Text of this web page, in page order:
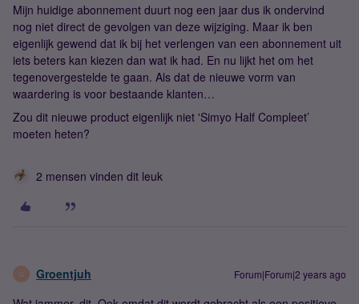
Mijn huidige abonnement duurt nog een jaar dus ik ondervind
nog niet direct de gevolgen van deze wijziging. Maar ik ben
eigenlijk gewend dat ik bij het verlengen van een abonnement uit
iets beters kan kiezen dan wat ik had. En nu lijkt het om het
tegenovergestelde te gaan. Als dat de nieuwe vorm van
waardering is voor bestaande klanten…
Zou dit nieuwe product eigenlijk niet 'Simyo Half Compleet’
moeten heten?
2 mensen vinden dit leuk
G Groentjuh Forum|Forum|2 years ago